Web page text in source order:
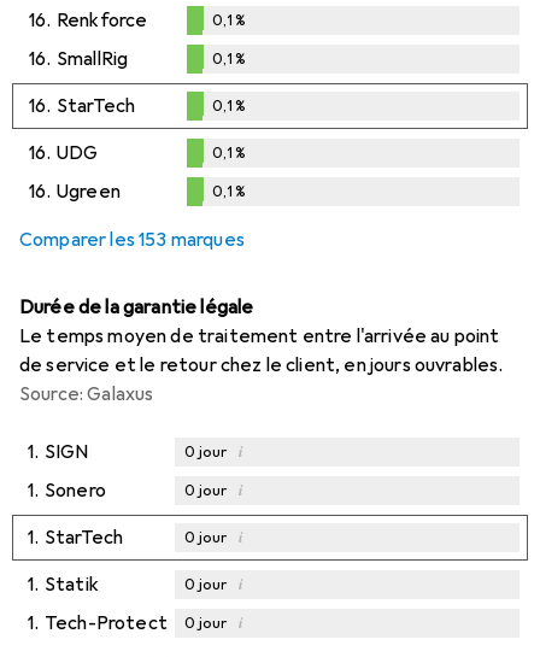
16. Renkforce
%
0,1%
16. SmallRig
0,1%
0,1%
16. StarTech
0,1%
0,1%
16. UDG
%
0,1%
16. Ugreen 0,1%
Comparer les 153 marques
Durée de la garantie légale
Le temps moyen de traitement entre l'arrivée au point
de service et le retour chez le client, en jours ouvrables.
Source: Galaxus
1. SIGN 0 jour i
1. Sonero 0 jour i
1. StarTech 0 jour i
1. Statik 0 jour i
1. Tech-Protect 0 jour i